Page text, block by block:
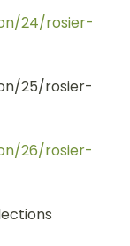
24/rosier-
25/rosier-
26/rosier-